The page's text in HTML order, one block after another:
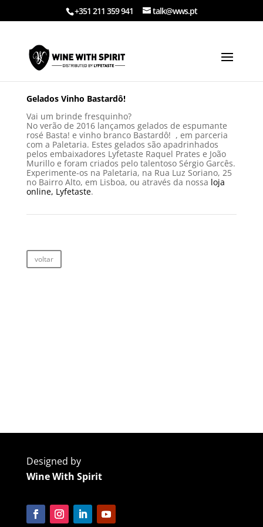
+351 211 359 941 talk@wws.pt
Gelados Vinho Bastardô!
Vai um brinde fresquinho?
No verão de 2016 lançamos gelados de espumante
rosé Basta! e vinho branco Bastardô! , em parceria
com a Paletaria. Estes gelados são apadrinhados
pelos embaixadores Lyfetaste Raquel Prates e João
Murillo e foram criados pelo talentoso Sérgio Garcês.
Experimente-os na Paletaria, na Rua Luz Soriano, 25
no Bairro Alto, em Lisboa, ou através da nossa loja
online, Lyfetaste.
voltar
Designed by
Wine With Spirit